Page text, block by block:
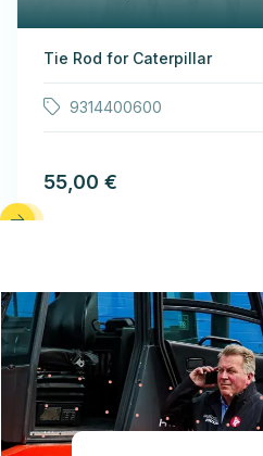
Tie Rod for Caterpillar
9314400600
55,00 €